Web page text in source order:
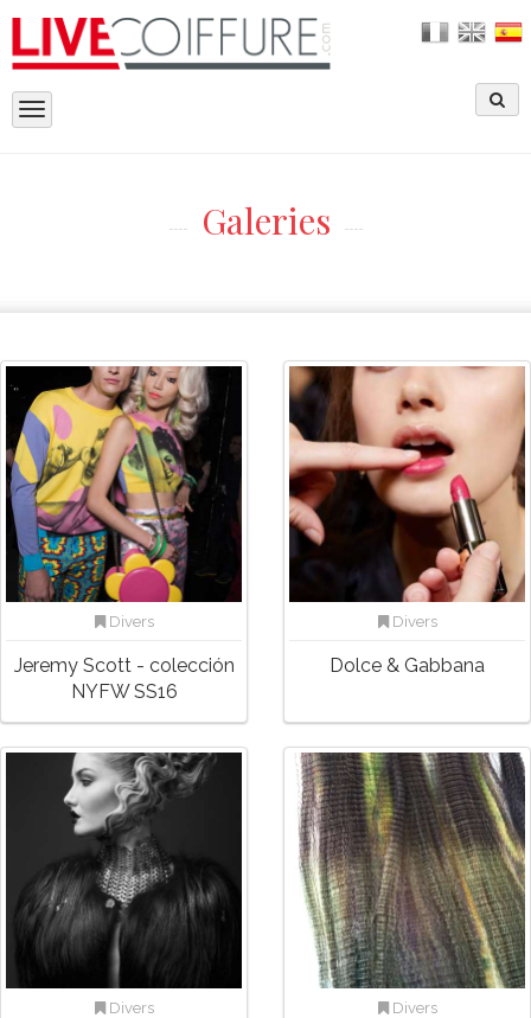
Toggle
Galeries
Divers
Jeremy Scott - colección
NYFW SS16
Divers
Dolce & Gabbana
Divers Divers